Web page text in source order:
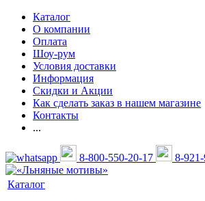
Каталог
О компании
Оплата
Шоу-рум
Условия доставки
Информация
Скидки и Акции
Как сделать заказ в нашем магазине
Контакты
...
8-800-550-20-17 8-
Каталог